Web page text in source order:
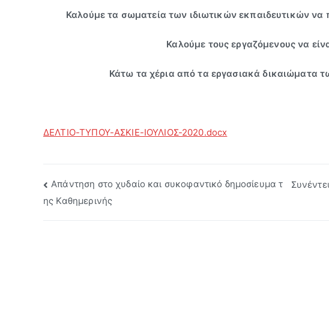
Καλούμε τα σωματεία των ιδιωτικών εκπαιδευτικών
Καλούμε τους εργαζόμενους να
Κάτω τα χέρια από τα εργασιακά δικαιώματα
ΔΕΛΤΙΟ-ΤΥΠΟΥ-ΑΣΚΙΕ-ΙΟΥΛΙΟΣ-2020.docx
Πλοήγηση
άρθρων
Απάντηση στο χυδαίο και συκοφαντικό δημοσίευμα τ
ης Καθημερινής